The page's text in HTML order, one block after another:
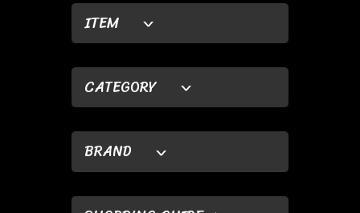
ITEM
CATEGORY
BRAND